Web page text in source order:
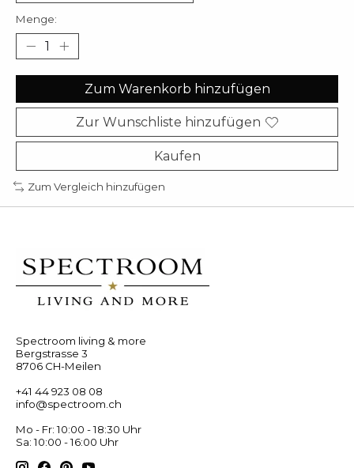
Menge:
Zum Warenkorb hinzufügen
Zur Wunschliste hinzufügen
Kaufen
Zum Vergleich hinzufügen
Spectroom living & more
Bergstrasse 3
8706 CH-Meilen
+41 44 923 08 08
info@spectroom.ch
Mo - Fr: 10:00 - 18:30 Uhr
Sa: 10:00 - 16:00 Uhr